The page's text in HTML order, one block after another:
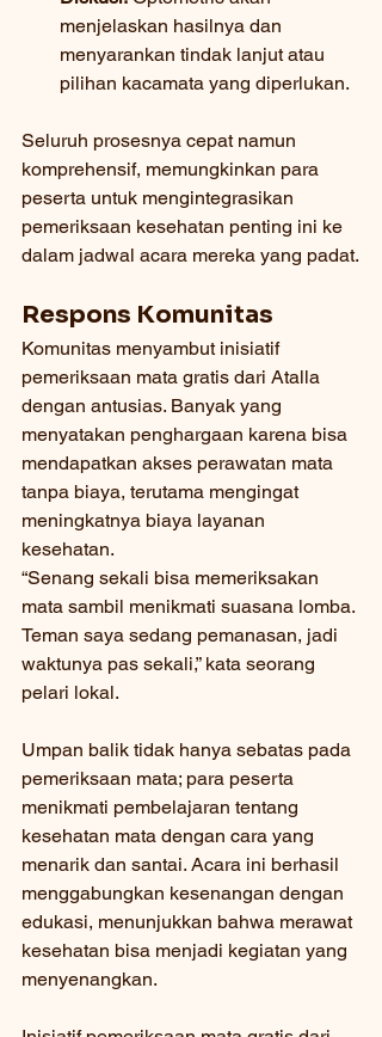
menjelaskan hasilnya dan
menyarankan tindak lanjut atau
pilihan kacamata yang diperlukan.
Seluruh prosesnya cepat namun
komprehensif, memungkinkan para
peserta untuk mengintegrasikan
pemeriksaan kesehatan penting ini ke
dalam jadwal acara mereka yang padat.
Respons Komunitas
Komunitas menyambut inisiatif
pemeriksaan mata gratis dari Atalla
dengan antusias. Banyak yang
menyatakan penghargaan karena bisa
mendapatkan akses perawatan mata
tanpa biaya, terutama mengingat
meningkatnya biaya layanan
kesehatan.
“Senang sekali bisa memeriksakan
mata sambil menikmati suasana lomba.
Teman saya sedang pemanasan, jadi
waktunya pas sekali,” kata seorang
pelari lokal.
Umpan balik tidak hanya sebatas pada
pemeriksaan mata; para peserta
menikmati pembelajaran tentang
kesehatan mata dengan cara yang
menarik dan santai. Acara ini berhasil
menggabungkan kesenangan dengan
edukasi, menunjukkan bahwa merawat
kesehatan bisa menjadi kegiatan yang
menyenangkan.